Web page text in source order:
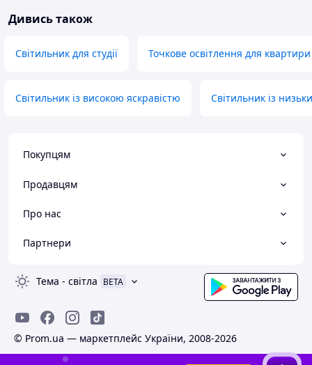
Дивись також
Світильник для студії Точкове освітлення для квартири
Світильник із високою яскравістю Світильник із
Покупцям
Продавцям
Про нас
Партнери
Тема - світла BETA
© Prom.ua — маркетплейс України, 2008-2026